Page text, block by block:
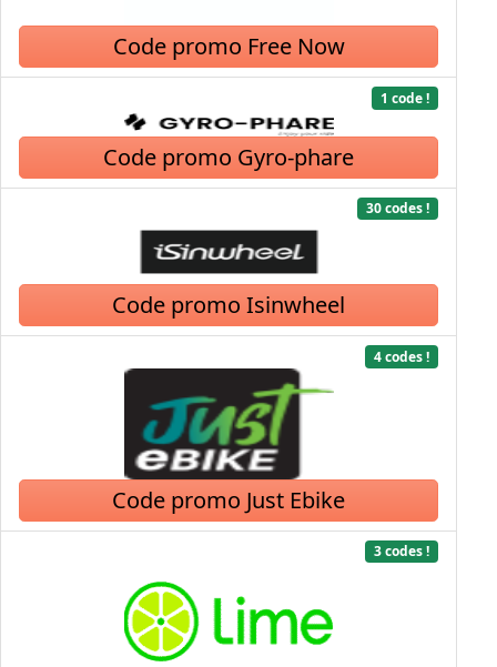
Code promo Free Now
1 code !
Code promo Gyro-phare
30 codes !
Code promo Isinwheel
4 codes !
Code promo Just Ebike
3 codes !